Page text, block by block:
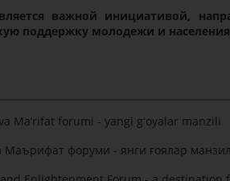
важной инициативой,
поддержку молодежи и
Ma’rifat forumi - yangi gʻoyalar manzili
Маърифат форуми - янги ғоялар